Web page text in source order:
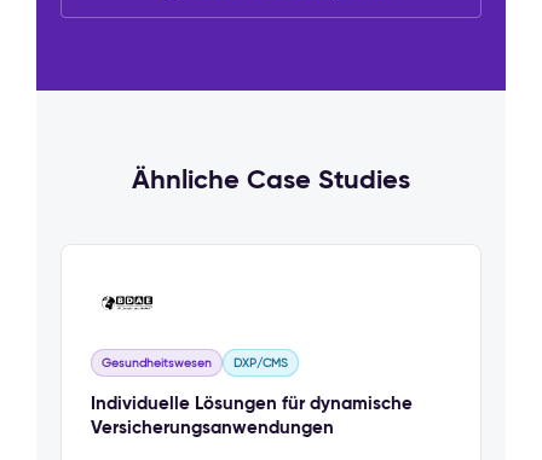
Ähnliche Case Studies
Gesundheitswesen DXP/CMS
Individuelle Lösungen für dynamische
Versicherungsanwendungen